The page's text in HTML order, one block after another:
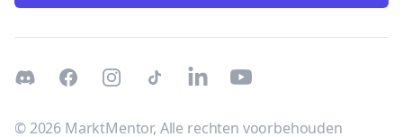
DiscordFacebookInstagramTikTok LinkedInYoutube
© 2026 MarktMentor, Alle rechten voorbehouden